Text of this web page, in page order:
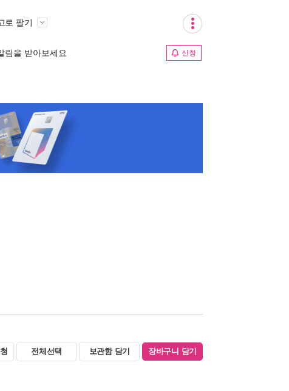
로 팔기
림을 받아보세요 신청
전체선택 보관함 담기 장바구니 담기